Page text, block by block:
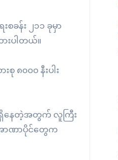
န်း ၂၁၁ ခုမှာ
းပါတယ်။
၈၀၀၀ နီးပါး
ရှိနေတဲ့အတွက် လူကြီး
ာဏာပိုင်တွေက